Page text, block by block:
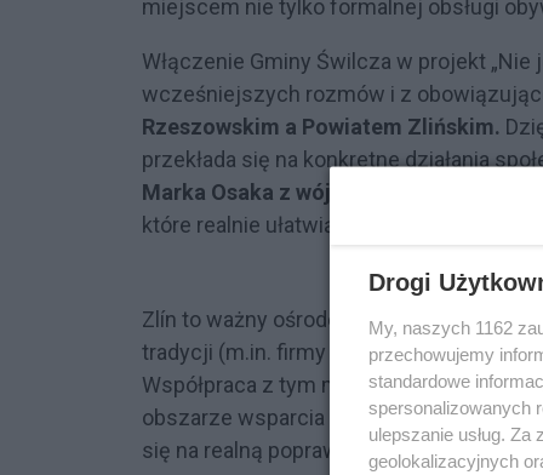
miejscem nie tylko formalnej obsługi
Włączenie Gminy Świlcza w projekt
wcześniejszych rozmów i z
Rzeszowskim a Powiatem Zlińskim.
przekłada się na konkretne działania
Marka Osaka z wójtem Dawidem Homą
które realnie ułatwią życie
Zlín to ważny ośrodek regionalny na
tradycji (m.in. firmy obuwniczej Baťa),
Współpraca z tym miastem daje
obszarze wsparcia osób w kryzysie oraz
się na realną poprawę jakości życia
Drogi
My, naszych 1162
przechowujemy
standardowe
spersonalizowanych
ulepszanie usług.
geolokalizacyjnych